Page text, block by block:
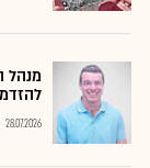
מנהל
28.07.2026